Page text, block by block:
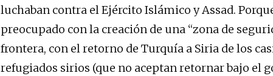
luchaban contra el Ejército Islámico y Assad.
preocupado con la creación de una “zona de
frontera, con el retorno de Turquía a Siria de los
refugiados sirios (que no aceptan retornar bajo el